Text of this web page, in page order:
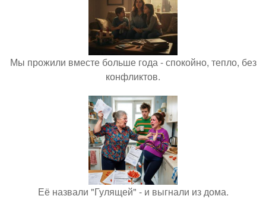
Мы прожили вместе больше года - спокойно, тепло, без
конфликтов.
Её назвали "Гулящей" - и выгнали из дома.